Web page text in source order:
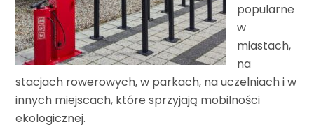
popularne
w
miastach,
na
stacjach rowerowych, w parkach, na uczelniach i w
innych miejscach, które sprzyjają mobilności
ekologicznej.